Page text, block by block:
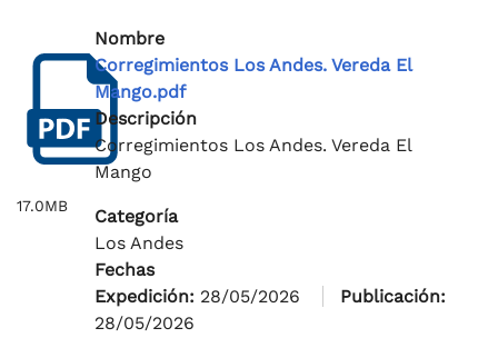
17.0MB
Nombre
Corregimientos Los Andes. Vereda El
Mango.pdf
Descripción
Corregimientos Los Andes. Vereda El
Mango
Categoría
Los Andes
Fechas
Expedición: 28/05/2026
Publicación:
28/05/2026